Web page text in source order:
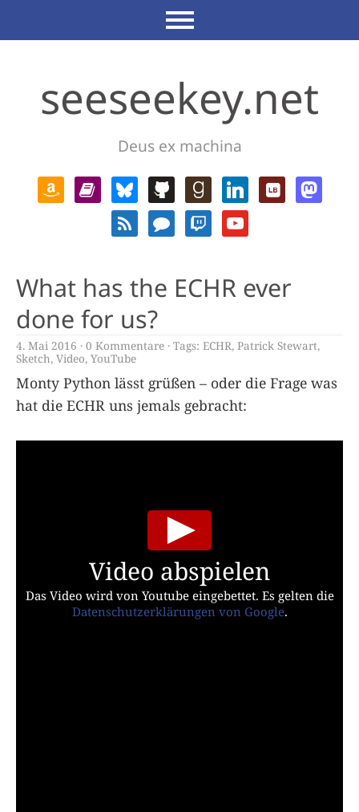
seeseekey.net
Deus ex machina
What has the ECHR ever
done for us?
4. Mai 2016 0 Kommentare Tags: ECHR, Patrick Stewart,
Sketch, Video, YouTube
Monty Python lässt grüßen – oder die Frage was
hat die ECHR uns jemals gebracht:
Video abspielen
Das Video wird von Youtube eingebettet. Es gelten die
Datenschutzerklärungen von Google.